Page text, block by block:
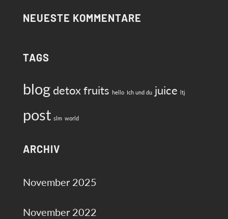
NEUESTE KOMMENTARE
TAGS
blog detoxfruits hello Ich und du juice ltj
post slm world
ARCHIV
November 2025
November 2022